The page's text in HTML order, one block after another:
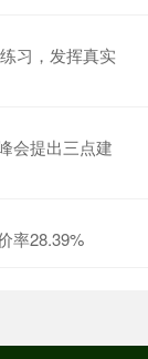
习，发挥真实
会提出三点建
率28.39%